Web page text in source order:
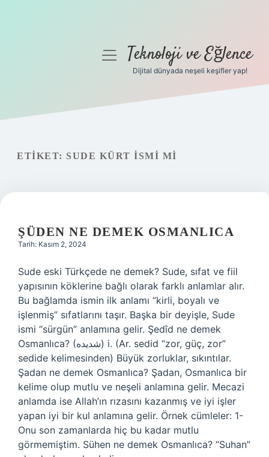
Gizlilik Politikası
menüyüTeknoloji ve Eğlence
Dijital dünyada neşeli keşifler yap!
ETIKET: SUDE KÜRT ISMI MI
ŞÜDEN NE DEMEK OSMANLICA
Tarih: Kasım 2, 2024
Sude eski Türkçede ne demek? Sude, sıfat ve fiil
yapısının köklerine bağlı olarak farklı anlamlar alır.
Bu bağlamda ismin ilk anlamı “kirli, boyalı ve
işlenmiş” sıfatlarını taşır. Başka bir deyişle, Sude
ismi “sürgün” anlamına gelir. Şedîd ne demek
Osmanlıca? (ﺷﺪﻳﺪﻩ) i. (Ar. sedіd “zor, güç, zor”
sedіde kelimesinden) Büyük zorluklar, sıkıntılar.
Şadan ne demek Osmanlıca? Şadan, Osmanlıca bir
kelime olup mutlu ve neşeli anlamına gelir. Mecazi
anlamda ise Allah’ın rızasını kazanmış ve iyi işler
yapan iyi bir kul anlamına gelir. Örnek cümleler: 1-
Onu son zamanlarda hiç bu kadar mutlu
görmemiştim. Sühen ne demek Osmanlıca? “Suhan”